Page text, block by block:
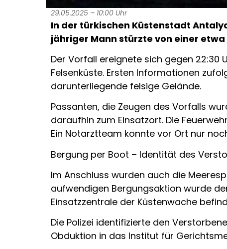
29.05.2025 – 10:00 Uhr
In der türkischen Küstenstadt
jähriger Mann stürzte von einer
Der Vorfall ereignete sich gegen
Felsenküste. Ersten Informationen
darunterliegende felsige Gelände.
Passanten, die Zeugen des Vorfalls
daraufhin zum Einsatzort. Die
Ein Notarztteam konnte vor Ort nur
Bergung per Boot – Identität des
Im Anschluss wurden auch die
aufwendigen Bergungsaktion wurde
Einsatzzentrale der Küstenwache
Die Polizei identifizierte den
Obduktion in das Institut für